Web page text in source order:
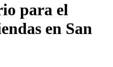
para el
en San